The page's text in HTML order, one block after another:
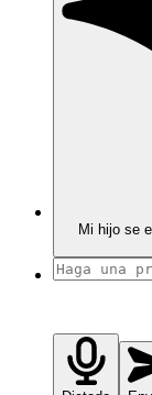
Mi hijo se